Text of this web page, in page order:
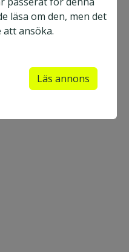
Chef
Projektledare
VD (Verkställande direktör)
läsa om den, men det
ansöka.
Läs annons